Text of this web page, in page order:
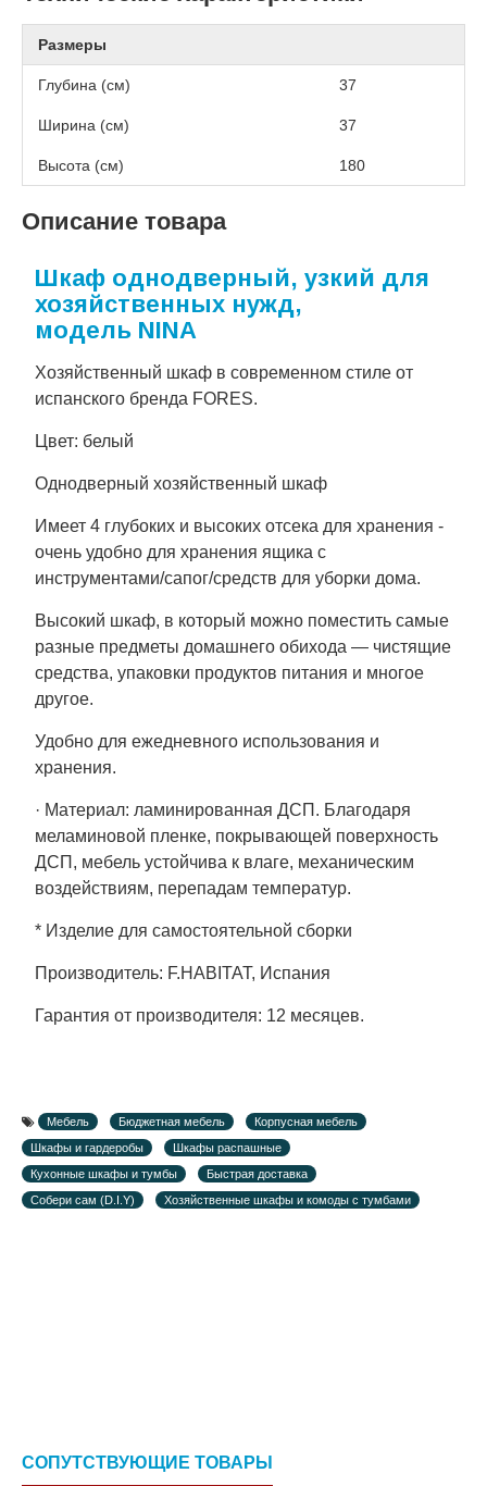
Размеры
Глубина (см) 37
Ширина (см) 37
Высота (см) 180
Описание товара
Шкаф однодверный, узкий для
хозяйственных нужд,
модель NINA
Хозяйственный шкаф в современном стиле от
испанского бренда FORES.
Цвет: белый
Однодверный хозяйственный шкаф
Имеет 4 глубоких и высоких отсека для хранения -
очень удобно для хранения ящика с
инструментами/сапог/средств для уборки дома.
Высокий шкаф, в который можно поместить самые
разные предметы домашнего обихода — чистящие
средства, упаковки продуктов питания и многое
другое.
Удобно для ежедневного использования и
хранения.
· Материал: ламинированная ДСП. Благодаря
меламиновой пленке, покрывающей поверхность
ДСП, мебель устойчива к влаге, механическим
воздействиям, перепадам температур.
* Изделие для самостоятельной сборки
Производитель: F.HABITAT, Испания
Гарантия от производителя: 12 месяцев.
Мебель Бюджетная мебель
Корпусная мебель
Шкафы и гардеробы
Шкафы распашные
Кухонные шкафы и тумбы
Быстрая доставка
Собери сам (D.I.Y)
Хозяйственные шкафы и комоды с тумбами
СОПУТСТВУЮЩИЕ ТОВАРЫ